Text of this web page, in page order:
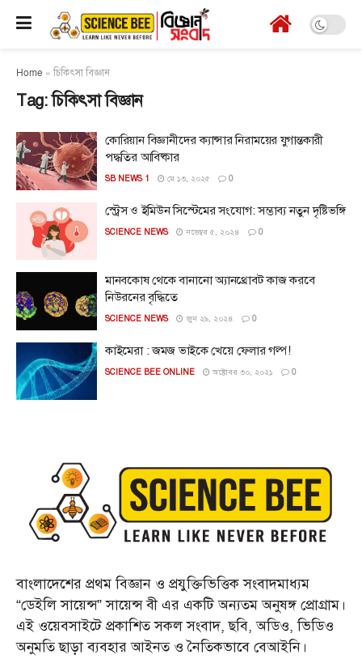
Home »চিকিৎসা বিজ্ঞান
Tag:চিকিৎসা বিজ্ঞান
কোরিয়ান বিজ্ঞানীদের ক্যান্সার নিরাময়ের যুগান্তকারী
পদ্ধতির আবিষ্কার
SB NEWS 1 মে ১৩, ২০২৫ 0
স্ট্রেস ও ইমিউন সিস্টেমের সংযোগ: সম্ভাব্য নতুন দৃষ্টিভঙ্গি
SCIENCE NEWS নভেম্বর ৫, ২০২৪ 0
মানবকোষ থেকে বানানো অ্যানথ্রোবট কাজ করবে
নিউরনের বৃদ্ধিতে
SCIENCE NEWS জুন ২৯, ২০২৪ 0
কাইমেরা : জমজ ভাইকে খেয়ে ফেলার গল্প!
SCIENCE BEE ONLINE অক্টোবর ৩০, ২০২১ 0
বাংলাদেশের প্রথম বিজ্ঞান ও প্রযুক্তিভিত্তিক সংবাদমাধ্যম
“ডেইলি সায়েন্স” সায়েন্স বী এর একটি অন্যতম অনুষঙ্গ প্রোগ্রাম।
এই ওয়েবসাইটে প্রকাশিত সকল সংবাদ, ছবি, অডিও, ভিডিও
অনুমতি ছাড়া ব্যবহার আইনত ও নৈতিকভাবে বেআইনি।